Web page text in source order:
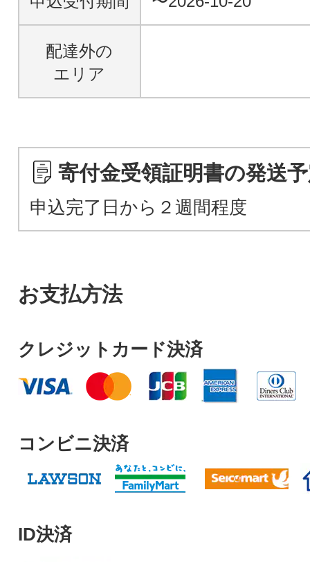
配達外の
エリア
寄付金受領証明書の発送
申込完了日から２週間程度
お支払方法
クレジットカード決済
コンビニ決済
ID決済